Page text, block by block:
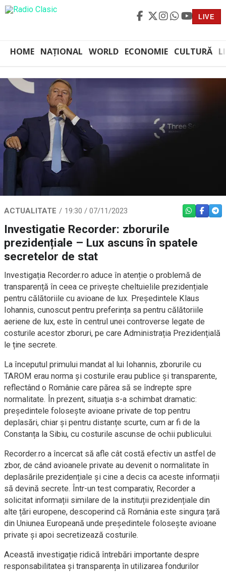
LIVE
HOME NAȚIONAL WORLD ECONOMIE CULTURĂ
ACTUALITATE 19:30 / 07/11/2023 WHATSAPP
Investigatie Recorder: zborurile
prezidențiale – Lux ascuns în spatele
secretelor de stat
Investigația Recorder.ro aduce în atenție o problemă de
transparență în ceea ce privește cheltuielile prezidențiale
pentru călătoriile cu avioane de lux. Președintele Klaus
Iohannis, cunoscut pentru preferința sa pentru călătoriile
aeriene de lux, este în centrul unei controverse legate de
costurile acestor zboruri, pe care Administrația Prezidențială
le ține secrete.
La începutul primului mandat al lui Iohannis, zborurile cu
TAROM erau norma și costurile erau publice și transparente,
reflectând o Românie care părea să se îndrepte spre
normalitate. În prezent, situația s-a schimbat dramatic:
președintele folosește avioane private de top pentru
deplasări, chiar și pentru distanțe scurte, cum ar fi de la
Constanța la Sibiu, cu costurile ascunse de ochii publicului.
Recorder.ro a încercat să afle cât costă efectiv un astfel de
zbor, de când avioanele private au devenit o normalitate în
deplasările prezidențiale și cine a decis ca aceste informații
să devină secrete. Într-un test comparativ, Recorder a
solicitat informații similare de la instituții prezidențiale din
alte țări europene, descoperind că România este singura țară
din Uniunea Europeană unde președintele folosește avioane
private și apoi secretizează costurile.
Această investigație ridică întrebări importante despre
responsabilitatea și transparența în utilizarea fondurilor